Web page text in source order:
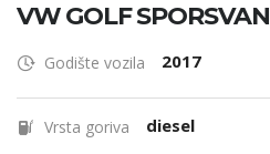
VW GOLF SPORSVAN
Godište vozila 2017
Vrsta goriva diesel